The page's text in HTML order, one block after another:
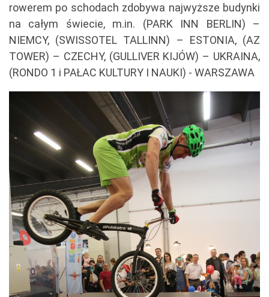
rowerem po schodach zdobywa najwyższe budynki
na całym świecie, m.in. (PARK INN BERLIN) –
NIEMCY, (SWISSOTEL TALLINN) – ESTONIA, (AZ
TOWER) – CZECHY, (GULLIVER KIJÓW) – UKRAINA,
(RONDO 1 i PAŁAC KULTURY I NAUKI) - WARSZAWA